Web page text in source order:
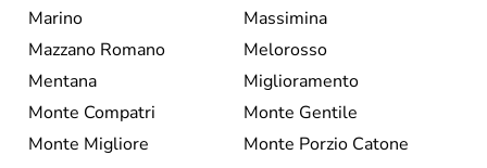
Marino
Massimina
Mazzano Romano
Melorosso
Mentana
Miglioramento
Monte Compatri
Monte Gentile
Monte Migliore
Monte Porzio Catone